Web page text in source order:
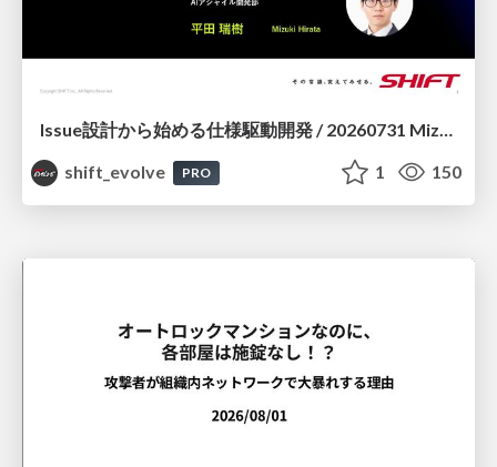
Issue設計から始める仕様駆動開発 / 20260731 Mizuki Hirata
shift_evolve
PRO 1 150